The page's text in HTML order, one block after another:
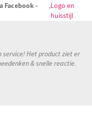
Facebook -
,Logo en
huisstijl
Het product ziet er
& snelle reactie.